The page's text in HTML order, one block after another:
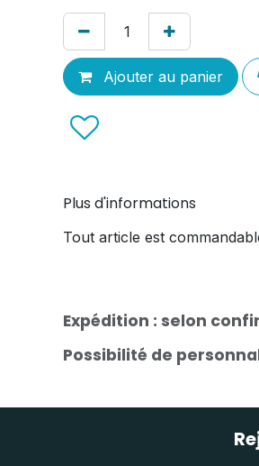
Ajouter au panier
Plus d'informations
Tout article est
Expédition : selon
Possibilité de